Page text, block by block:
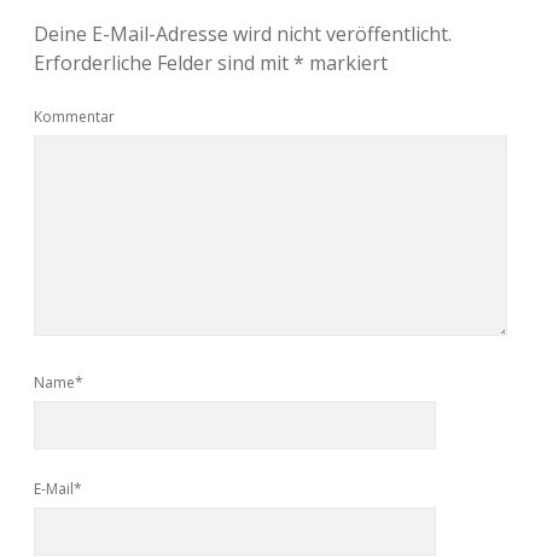
Deine E-Mail-Adresse wird nicht veröffentlicht.
Erforderliche Felder sind mit* markiert
Kommentar
Name*
E-Mail*